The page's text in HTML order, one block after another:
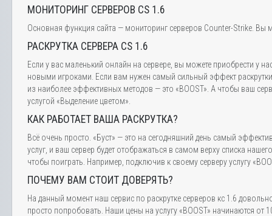
МОНИТОРИНГ СЕРВЕРОВ CS 1.6
Основная функция сайта — мониторинг серверов Counter-Strike. Вы
РАСКРУТКА СЕРВЕРА CS 1.6
Если у вас маленький онлайн на сервере, вы можете приобрести у
новыми игроками. Если вам нужен самый сильный эффект
из наиболее эффективных методов — это «BOOST». А чтобы ваш
услугой «Выделение цветом».
КАК РАБОТАЕТ ВАША РАСКРУТКА?
Всё очень просто. «Буст» — это на сегодняшний день самый
услуг, и ваш сервер будет отображаться в самом верху списка
чтобы поиграть. Например, подключив к своему серверу услугу
ПОЧЕМУ ВАМ СТОИТ ДОВЕРЯТЬ?
На данный момент наш сервис по раскрутке серверов кс 1.6
просто попробовать. Наши цены на услугу «BOOST» начинаются